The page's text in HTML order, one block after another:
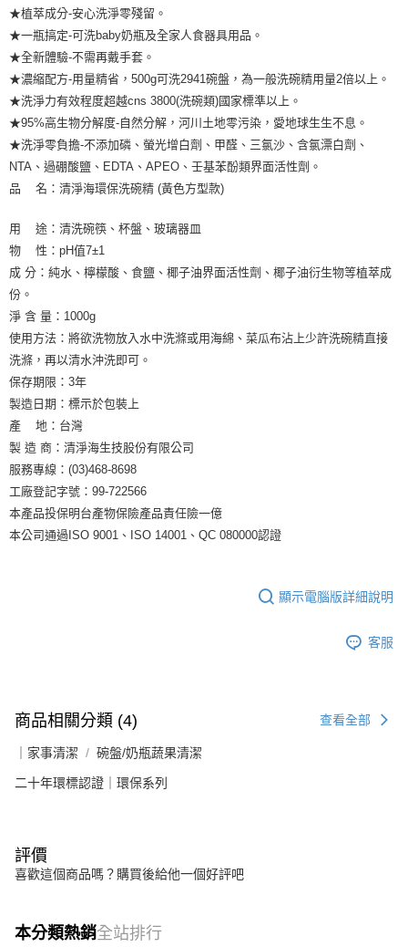
★植萃成分-安心洗淨零殘留。
★一瓶搞定-可洗baby奶瓶及全家人食器具用品。
★全新體驗-不需再戴手套。
★濃縮配方-用量精省，500g可洗2941碗盤，為一般洗碗精用量2倍以上。
★洗淨力有效程度超越cns 3800(洗碗類)國家標準以上。
★95%高生物分解度-自然分解，河川土地零污染，愛地球生生不息。
★洗淨零負擔-不添加磷、螢光增白劑、甲醛、三氯沙、含氯漂白劑、
NTA、過硼酸鹽、EDTA、APEO、壬基苯酚類界面活性劑。
品 名：清淨海環保洗碗精 (黃色方型款)
用 途：清洗碗筷、杯盤、玻璃器皿
物 性：pH值7±1
成 分：純水、檸檬酸、食鹽、椰子油界面活性劑、椰子油衍生物等植萃成
份。
淨 含 量：1000g
使用方法：將欲洗物放入水中洗滌或用海綿、菜瓜布沾上少許洗碗精直接
洗滌，再以清水沖洗即可。
保存期限：3年
製造日期：標示於包裝上
產 地：台灣
製 造 商：清淨海生技股份有限公司
服務專線：(03)468-8698
工廠登記字號：99-722566
本產品投保明台產物保險產品責任險一億
本公司通過ISO 9001、ISO 14001、QC 080000認證
顯示電腦版詳細說明
客服
商品相關分類 (4) 查看全部
｜家事清潔 碗盤/奶瓶蔬果清潔
二十年環標認證｜環保系列
評價
喜歡這個商品嗎？購買後給他一個好評吧
本分類熱銷全站排行